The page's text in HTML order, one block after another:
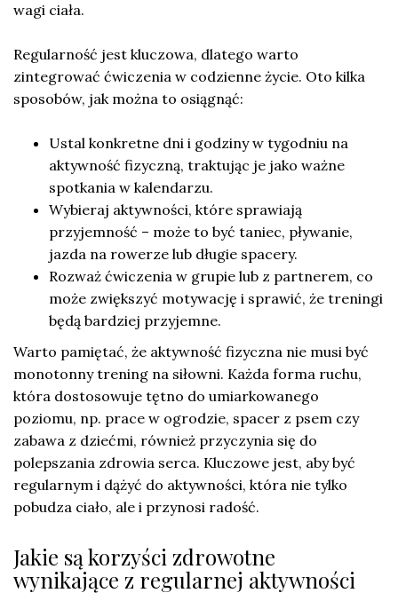
wagi ciała.
Regularność jest kluczowa, dlatego warto
zintegrować ćwiczenia w codzienne życie. Oto kilka
sposobów, jak można to osiągnąć:
Ustal konkretne dni i godziny w tygodniu na
aktywność fizyczną, traktując je jako ważne
spotkania w kalendarzu.
Wybieraj aktywności, które sprawiają
przyjemność – może to być taniec, pływanie,
jazda na rowerze lub długie spacery.
Rozważ ćwiczenia w grupie lub z partnerem, co
może zwiększyć motywację i sprawić, że treningi
będą bardziej przyjemne.
Warto pamiętać, że aktywność fizyczna nie musi być
monotonny trening na siłowni. Każda forma ruchu,
która dostosowuje tętno do umiarkowanego
poziomu, np. prace w ogrodzie, spacer z psem czy
zabawa z dziećmi, również przyczynia się do
polepszania zdrowia serca. Kluczowe jest, aby być
regularnym i dążyć do aktywności, która nie tylko
pobudza ciało, ale i przynosi radość.
Jakie są korzyści zdrowotne
wynikające z regularnej aktywności